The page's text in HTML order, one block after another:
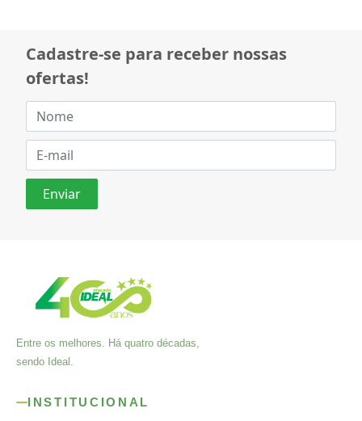
Cadastre-se para receber nossas
ofertas!
Entre os melhores. Há quatro décadas,
sendo Ideal.
INSTITUCIONAL